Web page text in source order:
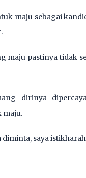
maju sebagai
maju pastinya tidak
dirinya
maju.
diminta, saya